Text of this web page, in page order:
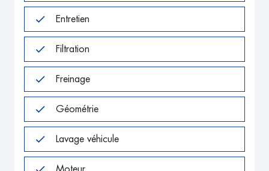
Entretien
Filtration
Freinage
Géométrie
Lavage véhicule
Moteur